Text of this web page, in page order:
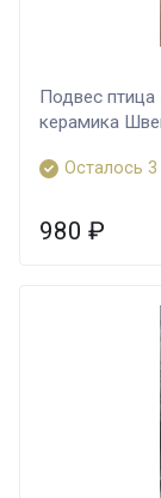
Подвес
керамика
Осталось 3
980 ₽